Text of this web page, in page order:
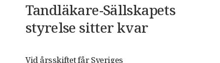
Tandläkare-Sällskapets
styrelse sitter kvar
Vid årsskiftet får Sveriges